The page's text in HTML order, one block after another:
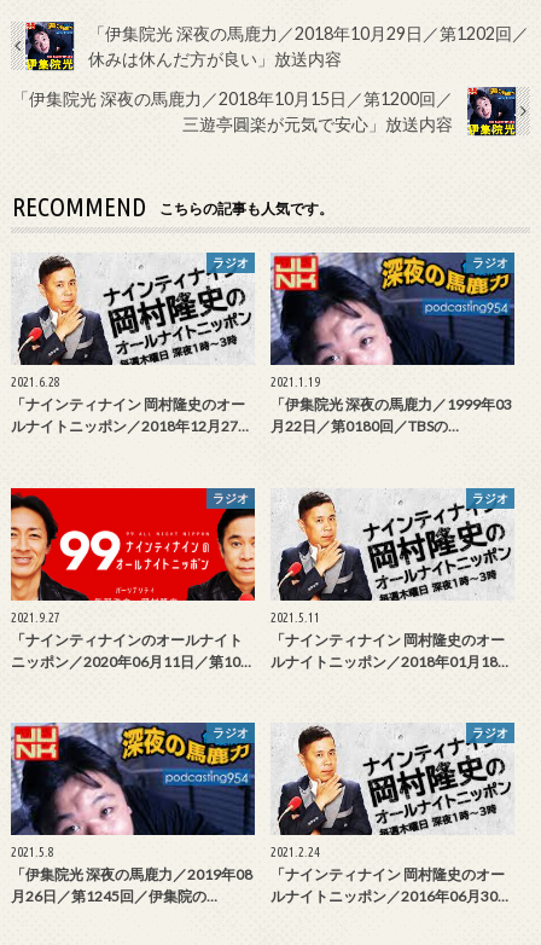
「伊集院光 深夜の馬鹿力／2018年10月29日／第1202回／
休みは休んだ方が良い」放送内容
「伊集院光 深夜の馬鹿力／2018年10月15日／第1200回／
三遊亭圓楽が元気で安心」放送内容
RECOMMEND こちらの記事も人気です。
ラジオ
2021.6.28
「ナインティナイン 岡村隆史のオー
ルナイトニッポン／2018年12月27…
ラジオ
2021.1.19
「伊集院光 深夜の馬鹿力／1999年03
月22日／第0180回／TBSの…
ラジオ
2021.9.27
「ナインティナインのオールナイト
ニッポン／2020年06月11日／第10…
ラジオ
2021.5.11
「ナインティナイン 岡村隆史のオー
ルナイトニッポン／2018年01月18…
ラジオ
2021.5.8
「伊集院光 深夜の馬鹿力／2019年08
月26日／第1245回／伊集院の…
ラジオ
2021.2.24
「ナインティナイン 岡村隆史のオー
ルナイトニッポン／2016年06月30…